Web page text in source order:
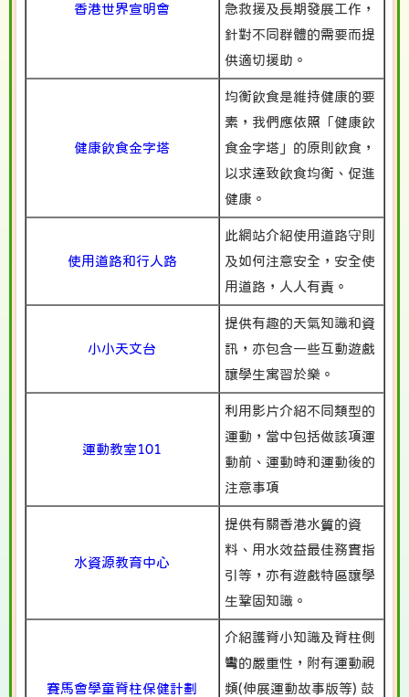
香港世界宣明會
急救援及長期發展工作，
針對不同群體的需要而提
供適切援助。
健康飲食金字塔
均衡飲食是維持健康的要
素，我們應依照「健康飲
食金字塔」的原則飲食，
以求達致飲食均衡、促進
健康。
使用道路和行人路
此網站介紹使用道路守則
及如何注意安全，安全使
用道路，人人有責。
小小天文台
提供有趣的天氣知識和資
訊，亦包含一些互動遊戲
讓學生寓習於樂。
運動教室101
利用影片介紹不同類型的
運動，當中包括做該項運
動前、運動時和運動後的
注意事項
水資源教育中心
提供有關香港水質的資
料、用水效益最佳務實指
引等，亦有遊戲特區讓學
生鞏固知識。
賽馬會學童脊柱保健計劃
介紹護脊小知識及脊柱側
彎的嚴重性，附有運動視
頻(伸展運動故事版等) 鼓